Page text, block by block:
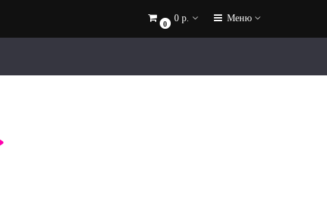
0
0 р. Меню